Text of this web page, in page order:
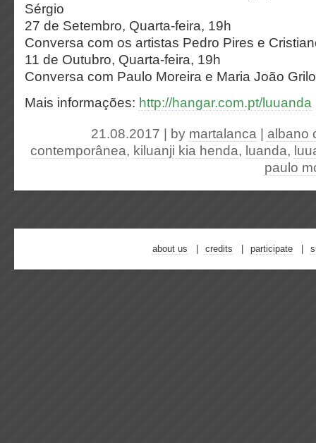
Sérgio
27 de Setembro, Quarta-feira, 19h
Conversa com os artistas Pedro Pires e
11 de Outubro, Quarta-feira, 19h
Conversa com Paulo Moreira e Maria João
Mais informações: http://hangar.com.pt/luuanda
21.08.2017 | by martalanca
albano
contemporânea, kiluanji kia henda, luanda,
paulo
about us credits participate